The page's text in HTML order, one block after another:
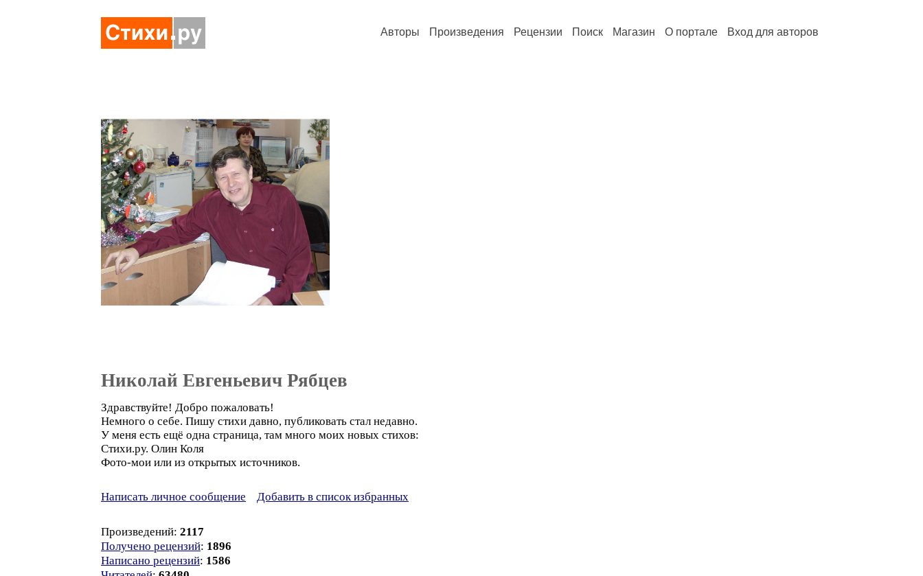
Авторы Произведения Рецензии Поиск Магазин О портале Вход для авторов
Николай Евгеньевич Рябцев
Здравствуйте! Добро пожаловать!
Немного о себе. Пишу стихи давно, публиковать стал недавно.
У меня есть ещё одна страница, там много моих новых стихов:
Стихи.ру. Олин Коля
Фото-мои или из открытых источников.
Написать личное сообщение Добавить в список избранных
Произведений: 2117
Получено рецензий: 1896
Написано рецензий: 1586